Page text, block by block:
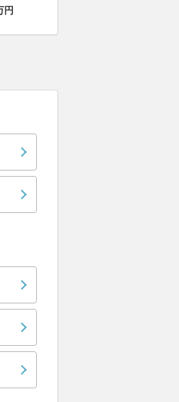
円